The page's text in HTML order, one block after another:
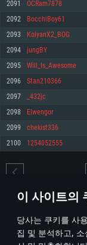
이 사이트의
당사는 쿠키를 사
집 및 분석하고,
그래픽 카드: DirectX 11
GeForce GT 660. 최소 사
네트워크: 브로드밴드 인
여유 저장 공간: 22.1 GB
권장 사양
570 혹은 그 이상
여유 저장 공간: 62.2 GB
그래픽 카드: Metal 을 지
능을 가지는 Mac 버전의
네트워크: 브로드밴드 인
여유 저장 공간: 22.1 GB
권장 사양
네트워크: 브로드밴드 인
여유 저장 공간: 62.2 GB
그래픽 카드: Vulkan 을
660 (6개월 미만) 혹은
원하는 AMD (6개월 미만
네트워크: 브로드밴드 인
여유 저장 공간: 22.1 GB
권장 사양
운영체제: Ubuntu 20.04
프로세서: Intel Core i7
메모리: 16 GB
그래픽 카드: Vulkan 을
1060 (6개월 미만) 혹은
지원하는 AMD RX 570
여유 저장 공간: 62.2 GB
2091 OCRam7878
2092 BocchiBoy61
2093 KolyanX2_BOG
2094 jungBY
2095 Will_Is_Awesome
2096 Stan210366
2097 _432jc
2098 Elwengor
2099 chekist336
2100 1254052555
* 순위표는 매일 1회 갱